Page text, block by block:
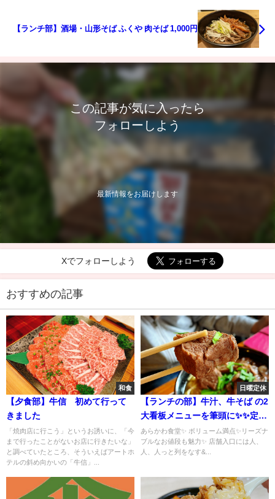
【ランチ部】酒場・山形そば ふくや 肉そば 1,000円
この記事が気に入ったら
フォローしよう
最新情報をお届けします
Xでフォローしよう
おすすめの記事
和食
【夕食部】牛信 初めて行って
きました
「焼肉店に行こう」というお誘いに、「今
まで行ったことがないお店に行きたいな」
と調べていたところ、そういえばアートホ
テルの斜め向かいの「牛信」...
日曜定休
【ランチの部】牛汁、牛そば の2
大看板メニューを筆頭に✨✨定食
メニューも好評なアットホーム
な食堂✨✨✨
あらかわ食堂✨ ボリューム満点✨リーズナ
ブルなお値段も魅力✨ 店舗入口には人、
人、人っと列をなす&...